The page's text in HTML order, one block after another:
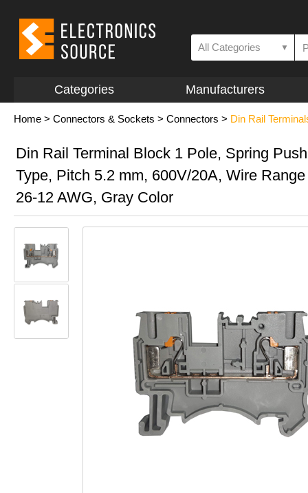
All Categories ▼
Categories Manufacturers
Home > Connectors & Sockets > Connectors > Din Rail
Din Rail Terminal Block 1 Pole, Spring
Type, Pitch 5.2 mm, 600V/20A, Wire Range
26-12 AWG, Gray Color